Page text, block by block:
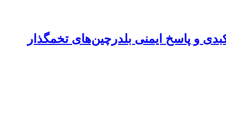
و پاسخ ایمنی بلدرچین‌های تخمگذار